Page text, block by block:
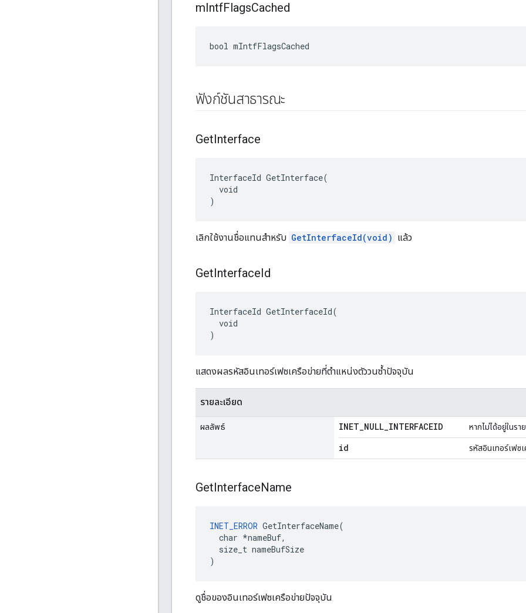
mIntfFlagsCached
bool mIntfFlagsCached
ฟังก์ชันสาธารณะ
GetInterface
InterfaceId GetInterface(
  void
)
เลิกใช้งานชื่อแทนสำหรับ GetInterfaceId(void) แล้ว
GetInterfaceId
InterfaceId GetInterfaceId(
  void
)
แสดงผลรหัสอินเทอร์เฟซเครือข่ายที่ตำแหน่งตัววนซ้ำปัจจุบัน
รายละเอียด
ผลลัพธ์ INET_NULL_INTERFACEID หากไม่ได้อยู่ในรา
id รหัสอินเทอร์เฟซ
GetInterfaceName
INET_ERROR GetInterfaceName(
  char *nameBuf,
  size_t nameBufSize
)
ดูชื่อของอินเทอร์เฟซเครือข่ายปัจจุบัน